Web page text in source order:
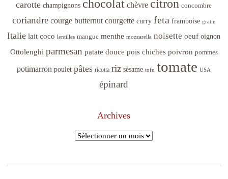
carotte champignons chocolat chèvre citron concombre
coriandre courge butternut courgette curry feta framboise gratin
Italie lait coco lentilles mangue menthe mozzarella noisette oeuf oignon
Ottolenghi parmesan patate douce pois chiches poivron pommes
potimarron poulet pâtes ricotta riz sésame tofu tomate USA
épinard
Archives
Archives